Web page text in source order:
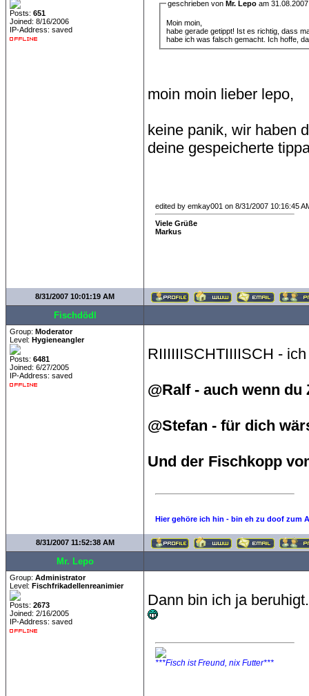
Posts: 651
Joined: 8/16/2006
IP-Address: saved
geschrieben vonMr. Lepo am
Moin moin,
habe gerade getippt! Ist es richtig, dass
habe ich was falsch gemacht. Ich hoffe,
moin moin lieber lepo,
keine panik, wir haben
deine gespeicherte
edited by emkay001 on 8/31/2007 10:16:45
Viele Grüße
Markus
8/31/2007 10:01:19 AM
Fischdödl
Group: Moderator
Level: Hygieneangler
Posts: 6481
Joined: 6/27/2005
IP-Address: saved
RIIIIIISCHTIIIISCH -
@Ralf - auch wenn
@Stefan - für dich
Und der Fischkopp
Hier gehöre ich hin - bin eh zu doof zum
8/31/2007 11:52:38 AM
Mr. Lepo
Group: Administrator
Level: Fischfrikadellenreanimier
Posts: 2673
Joined: 2/16/2005
IP-Address: saved
Dann bin ich ja
***Fisch ist Freund, nix Futter***